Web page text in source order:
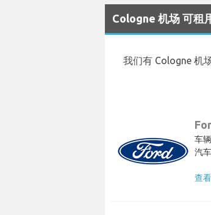
Cologne 机场 可租
我们有 Cologne 机
车
汽
查